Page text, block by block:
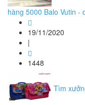
hàng 5000 Balo Vutin -
19/11/2020
|
1448
Tìm